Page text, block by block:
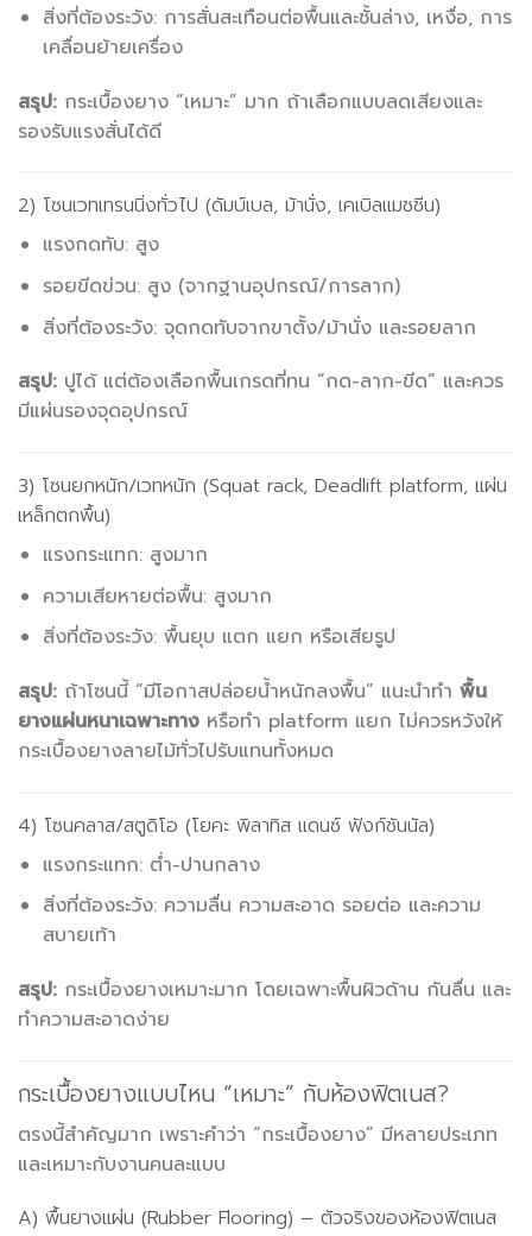
สิ่งที่ต้องระวัง: การสั่นสะเทือนต่อพื้นและชั้นล่าง, เหงื่อ, การ
เคลื่อนย้ายเครื่อง
สรุป: กระเบื้องยาง “เหมาะ” มาก ถ้าเลือกแบบลดเสียงและ
รองรับแรงสั่นได้ดี
2) โซนเวทเทรนนิ่งทั่วไป (ดัมบ์เบล, ม้านั่ง, เคเบิลแมชชีน)
แรงกดทับ: สูง
รอยขีดข่วน: สูง (จากฐานอุปกรณ์/การลาก)
สิ่งที่ต้องระวัง: จุดกดทับจากขาตั้ง/ม้านั่ง และรอยลาก
สรุป: ปูได้ แต่ต้องเลือกพื้นเกรดที่ทน “กด-ลาก-ขีด” และควร
มีแผ่นรองจุดอุปกรณ์
3) โซนยกหนัก/เวทหนัก (Squat rack, Deadlift platform, แผ่น
เหล็กตกพื้น)
แรงกระแทก: สูงมาก
ความเสียหายต่อพื้น: สูงมาก
สิ่งที่ต้องระวัง: พื้นยุบ แตก แยก หรือเสียรูป
สรุป: ถ้าโซนนี้ “มีโอกาสปล่อยน้ำหนักลงพื้น” แนะนำทำ พื้น
ยางแผ่นหนาเฉพาะทาง หรือทำ platform แยก ไม่ควรหวังให้
กระเบื้องยางลายไม้ทั่วไปรับแทนทั้งหมด
4) โซนคลาส/สตูดิโอ (โยคะ พิลาทิส แดนซ์ ฟังก์ชันนัล)
แรงกระแทก: ต่ำ-ปานกลาง
สิ่งที่ต้องระวัง: ความลื่น ความสะอาด รอยต่อ และความ
สบายเท้า
สรุป: กระเบื้องยางเหมาะมาก โดยเฉพาะพื้นผิวด้าน กันลื่น และ
ทำความสะอาดง่าย
กระเบื้องยางแบบไหน “เหมาะ” กับห้องฟิตเนส?
ตรงนี้สำคัญมาก เพราะคำว่า “กระเบื้องยาง” มีหลายประเภท
และเหมาะกับงานคนละแบบ
A) พื้นยางแผ่น (Rubber Flooring) – ตัวจริงของห้องฟิตเนส